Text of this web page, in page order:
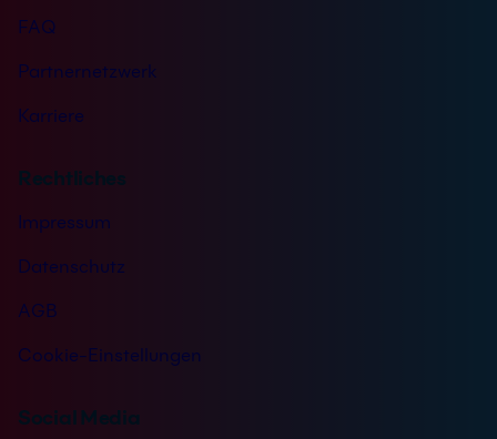
FAQ
Partnernetzwerk
Karriere
Rechtliches
Impressum
Datenschutz
AGB
Cookie-Einstellungen
Social Media